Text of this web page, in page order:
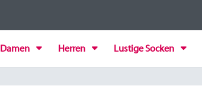
Damen Herren Lustige Socken